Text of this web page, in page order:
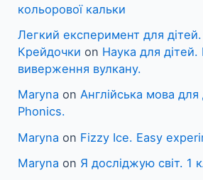
кольорової кальки
Легкий експеримент для
Крейдочки on Наука для
виверження вулкану.
Maryna onАнглійська мова для
Phonics.
Maryna on Fizzy Ice. Easy
Maryna on Я досліджую світ. 1